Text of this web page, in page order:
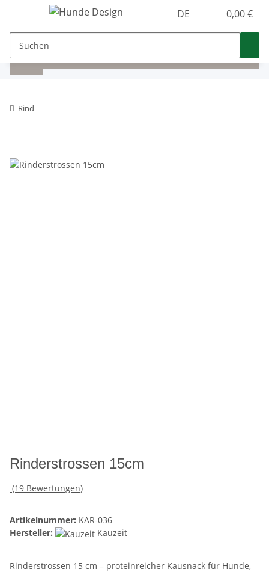
DE 0,00 €
Rind
Rinderstrossen 15cm
(19 Bewertungen)
Artikelnummer: KAR-036
Hersteller:
Kauzeit
Rinderstrossen 15 cm – proteinreicher Kausnack für Hunde,